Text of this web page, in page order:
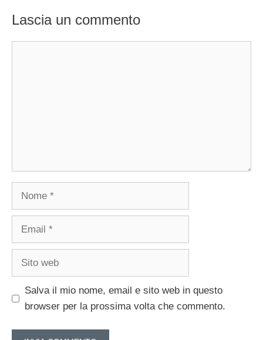
Lascia un commento
Nome
Email
Sito
Salva il mio nome, email e sito web in questo
browser per la prossima volta che commento.